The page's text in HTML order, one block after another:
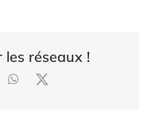
réseaux !
WhatsApp